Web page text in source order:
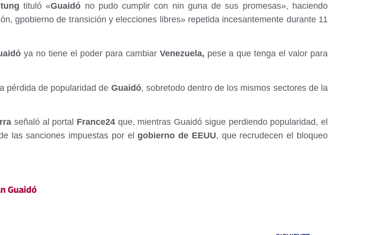
tituló «Guaidó no pudo cumplir con nin guna de sus promesas», haciendo
gpobierno de transición y elecciones libres» repetida incesantemente durante 11
ya no tiene el poder para cambiar Venezuela, pese a que tenga el valor para
pérdida de popularidad de Guaidó, sobretodo dentro de los mismos sectores de la
señaló al portal France24que, mientras Guaidó sigue perdiendo popularidad, el
las sanciones impuestas por elgobierno de EEUU, que recrudecen el bloqueo
Guaidó